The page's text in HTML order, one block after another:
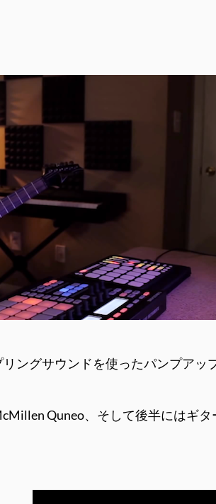
ングサウンドを使ったパンプアッ
Quneo、そして後半にはギ